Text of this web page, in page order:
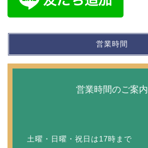
営業時間
営業時間のご案内
土曜・日曜・祝日は17時まで